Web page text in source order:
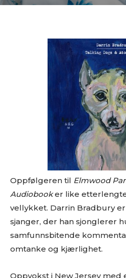
Oppfølgeren til Elmwood
Audiobooker like
vellykket. Darrin Bradbury er
sjanger, der han sjonglerer
samfunnsbitende
omtanke og kjærlighet.
Oppvokst i New Jersey med